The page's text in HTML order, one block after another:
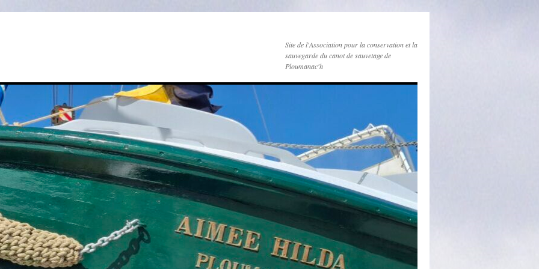
Site de l'Association pour la conservation et la
sauvegarde du canot de sauvetage de
Ploumanac'h